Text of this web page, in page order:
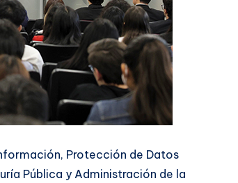
Protección de Datos
Pública y Administración de la